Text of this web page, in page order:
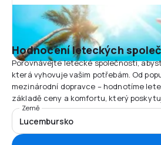
Hodnocení leteckých
Porovnávejte letecké společnosti,
která vyhovuje vašim potřebám. Od
mezinárodní dopravce – hodnotíme
základě ceny a komfortu, který
Země
Lucembursko